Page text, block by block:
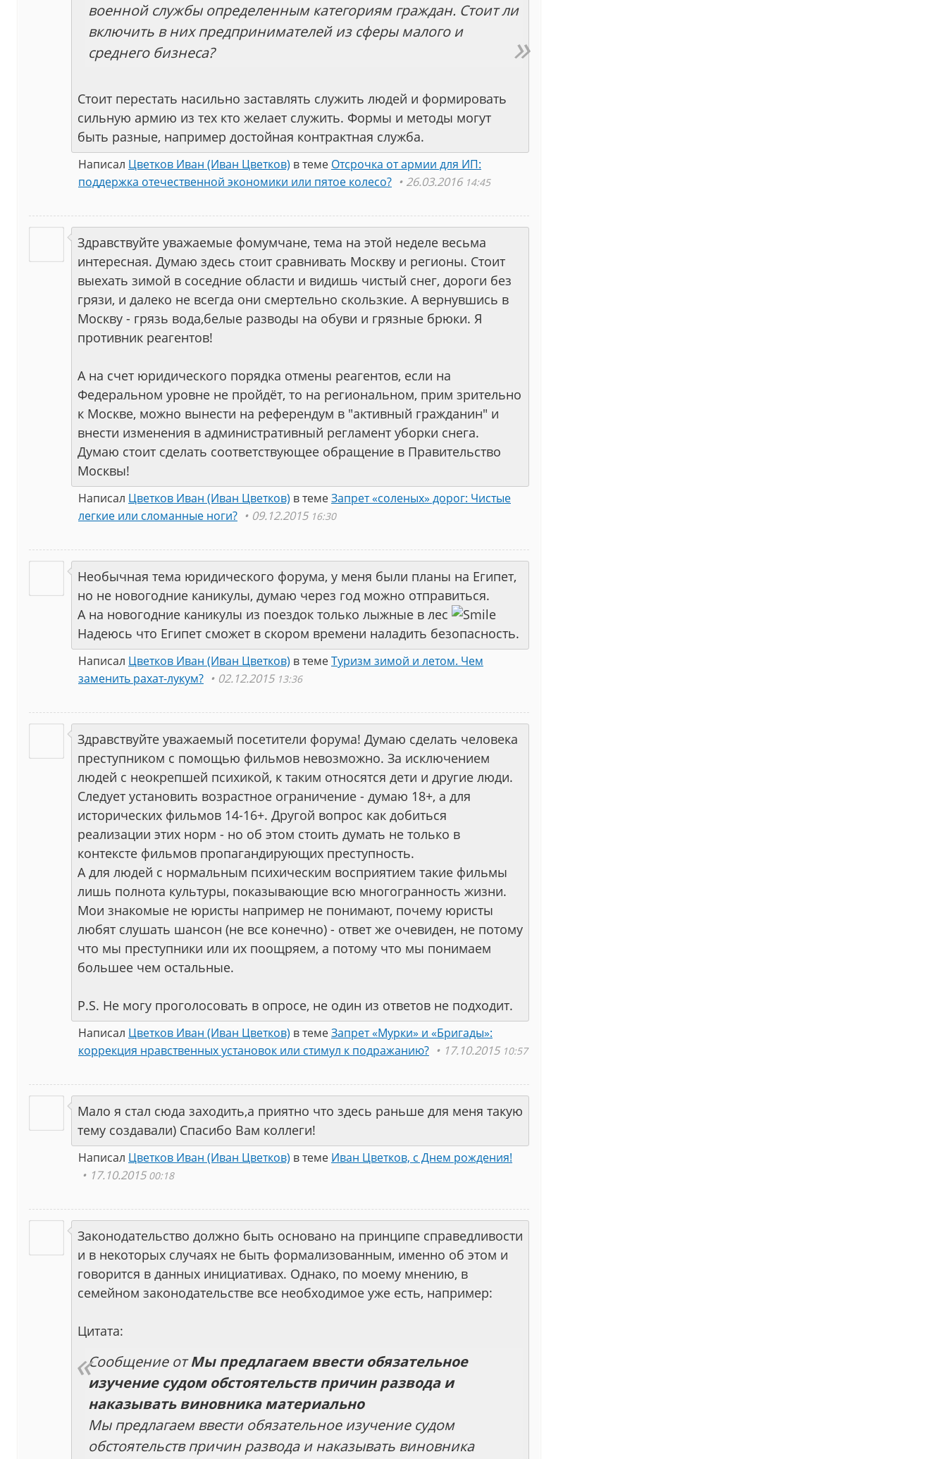
военной службы определенным категориям граждан. Стоит ли
включить в них предпринимателей из сферы малого и
среднего бизнеса?
Стоит перестать насильно заставлять служить людей и формировать
сильную армию из тех кто желает служить. Формы и методы могут
быть разные, например достойная контрактная служба.
Написал Цветков Иван (Иван Цветков) в теме Отсрочка от армии для ИП:
поддержка отечественной экономики или пятое колесо?
26.03.2016 14:45
Здравствуйте уважаемые фомумчане, тема на этой неделе весьма
интересная. Думаю здесь стоит сравнивать Москву и регионы. Стоит
выехать зимой в соседние области и видишь чистый снег, дороги без
грязи, и далеко не всегда они смертельно скользкие. А вернувшись в
Москву - грязь вода,белые разводы на обуви и грязные брюки. Я
противник реагентов!
А на счет юридического порядка отмены реагентов, если на
Федеральном уровне не пройдёт, то на региональном, прим зрительно
к Москве, можно вынести на референдум в "активный гражданин" и
внести изменения в административный регламент уборки снега.
Думаю стоит сделать соответствующее обращение в Правительство
Москвы!
Написал Цветков Иван (Иван Цветков) в темеЗапрет «соленых» дорог: Чистые
легкие или сломанные ноги?
09.12.2015 16:30
Необычная тема юридического форума, у меня были планы на Египет,
но не новогодние каникулы, думаю через год можно отправиться.
А на новогодние каникулы из поездок только лыжные в лес
Надеюсь что Египет сможет в скором времени наладить безопасность.
Написал Цветков Иван (Иван Цветков) в темеТуризм зимой и летом. Чем
заменить рахат-лукум?
02.12.2015 13:36
Здравствуйте уважаемый посетители форума! Думаю сделать человека
преступником с помощью фильмов невозможно. За исключением
людей с неокрепшей психикой, к таким относятся дети и другие люди.
Следует установить возрастное ограничение - думаю 18+, а для
исторических фильмов 14-16+. Другой вопрос как добиться
реализации этих норм - но об этом стоить думать не только в
контексте фильмов пропагандирующих преступность.
А для людей с нормальным психическим восприятием такие фильмы
лишь полнота культуры, показывающие всю многогранность жизни.
Мои знакомые не юристы например не понимают, почему юристы
любят слушать шансон (не все конечно) - ответ же очевиден, не потому
что мы преступники или их поощряем, а потому что мы понимаем
большее чем остальные.
P.S. Не могу проголосовать в опросе, не один из ответов не подходит.
Написал Цветков Иван (Иван Цветков) в темеЗапрет «Мурки» и «Бригады»:
коррекция нравственных установок или стимул к подражанию?
17.10.2015 10:57
Мало я стал сюда заходить,а приятно что здесь раньше для меня такую
тему создавали) Спасибо Вам коллеги!
Написал Цветков Иван (Иван Цветков) в теме Иван Цветков, с Днем рождения!
17.10.2015 00:18
Законодательство должно быть основано на принципе справедливости
и в некоторых случаях не быть формализованным, именно об этом и
говорится в данных инициативах. Однако, по моему мнению, в
семейном законодательстве все необходимое уже есть, например:
Цитата:
Сообщение отМы предлагаем ввести обязательное
изучение судом обстоятельств причин развода и
наказывать виновника материально
Мы предлагаем ввести обязательное изучение судом
обстоятельств причин развода и наказывать виновника